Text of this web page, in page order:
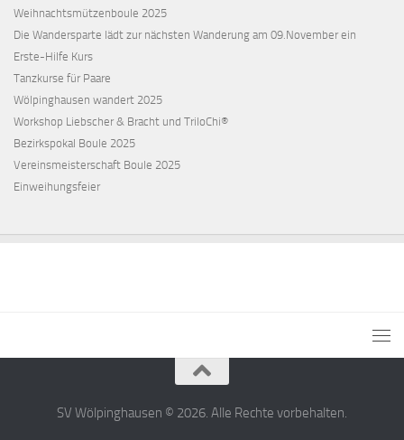
Weihnachtsmützenboule 2025
Die Wandersparte lädt zur nächsten Wanderung am 09.November ein
Erste-Hilfe Kurs
Tanzkurse für Paare
Wölpinghausen wandert 2025
Workshop Liebscher & Bracht und TriloChi®
Bezirkspokal Boule 2025
Vereinsmeisterschaft Boule 2025
Einweihungsfeier
SV Wölpinghausen © 2026. Alle Rechte vorbehalten.